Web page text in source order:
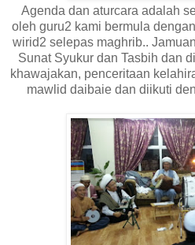
Agenda dan aturcara adalah
oleh guru2 kami bermula
wirid2 selepas maghrib..
Sunat Syukur dan Tasbih dan
khawajakan, penceritaan
mawlid daibaie dan diikuti